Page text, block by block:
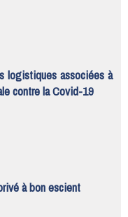
logistiques associées à
contre la Covid-19
à bon escient